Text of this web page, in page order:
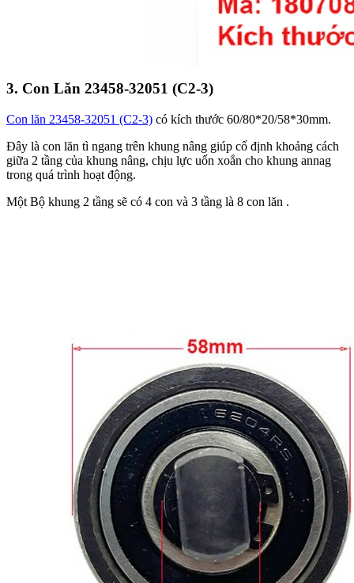
3. Con Lăn 23458-32051 (C2-3)
Con lăn 23458-32051 (C2-3) có kích thước 60/80*20/58*30mm.
Đây là con lăn tì ngang trên khung nâng giúp cố định khoảng cách
giữa 2 tầng của khung nâng, chịu lực uốn xoắn cho khung annag
trong quá trình hoạt động.
Một Bộ khung 2 tầng sẽ có 4 con và 3 tầng là 8 con lăn .